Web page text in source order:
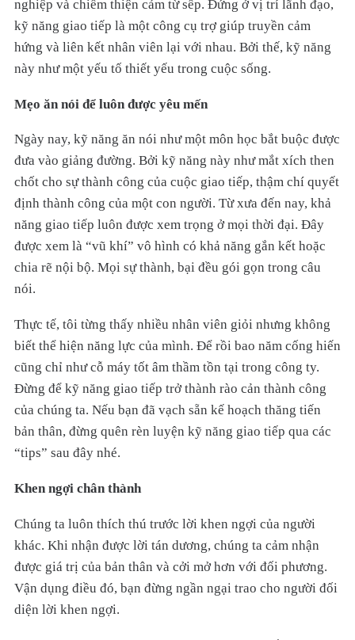
nghiệp và chiếm thiện cảm từ sếp. Đứng ở vị trí lãnh đạo,
kỹ năng giao tiếp là một công cụ trợ giúp truyền cảm
hứng và liên kết nhân viên lại với nhau. Bởi thế, kỹ năng
này như một yếu tố thiết yếu trong cuộc sống.
Mẹo ăn nói để luôn được yêu mến
Ngày nay, kỹ năng ăn nói như một môn học bắt buộc được
đưa vào giảng đường. Bởi kỹ năng này như mắt xích then
chốt cho sự thành công của cuộc giao tiếp, thậm chí quyết
định thành công của một con người. Từ xưa đến nay, khả
năng giao tiếp luôn được xem trọng ở mọi thời đại. Đây
được xem là “vũ khí” vô hình có khả năng gắn kết hoặc
chia rẽ nội bộ. Mọi sự thành, bại đều gói gọn trong câu
nói.
Thực tế, tôi từng thấy nhiều nhân viên giỏi nhưng không
biết thể hiện năng lực của mình. Để rồi bao năm cống hiến
cũng chỉ như cỗ máy tốt âm thầm tồn tại trong công ty.
Đừng để kỹ năng giao tiếp trở thành rào cản thành công
của chúng ta. Nếu bạn đã vạch sẵn kế hoạch thăng tiến
bản thân, đừng quên rèn luyện kỹ năng giao tiếp qua các
“tips” sau đây nhé.
Khen ngợi chân thành
Chúng ta luôn thích thú trước lời khen ngợi của người
khác. Khi nhận được lời tán dương, chúng ta cảm nhận
được giá trị của bản thân và cởi mở hơn với đối phương.
Vận dụng điều đó, bạn đừng ngần ngại trao cho người đối
diện lời khen ngợi.